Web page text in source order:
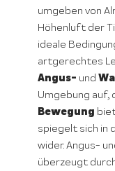
umgeben von
Höhenluft der
ideale
artgerechtes
Angus- und
Umgebung auf,
Bewegung
spiegelt sich in
wider. Angus-
überzeugt